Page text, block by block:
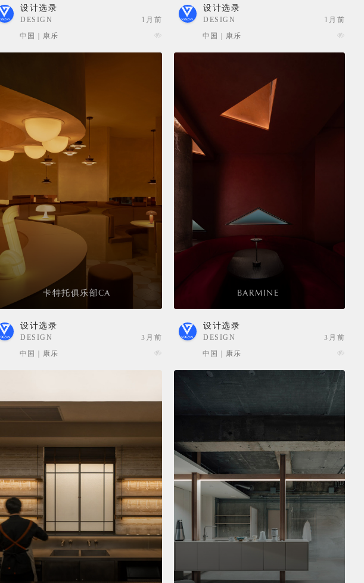
设计选录
DESIGN
1月前
中国 | 康乐
设计选录
DESIGN
1月前
中国 | 康乐
卡特托俱乐部CA
设计选录
DESIGN
3月前
中国 | 康乐
BARMINE
设计选录
DESIGN
3月前
中国 | 康乐